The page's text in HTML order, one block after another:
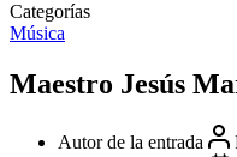
Categorías
Música
Maestro Jesús
Autor de la entrada